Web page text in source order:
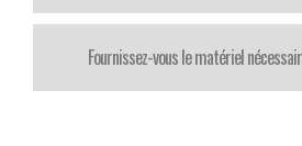
Fournissez-vous le matériel